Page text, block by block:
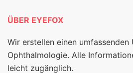
ÜBER EYEFOX
Wir erstellen einen
Ophthalmologie. Alle
leicht zugänglich.